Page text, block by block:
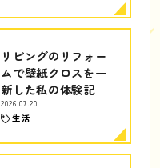
リビングのリフォー
ムで壁紙クロスを一
新した私の体験記
2026.07.20
生活